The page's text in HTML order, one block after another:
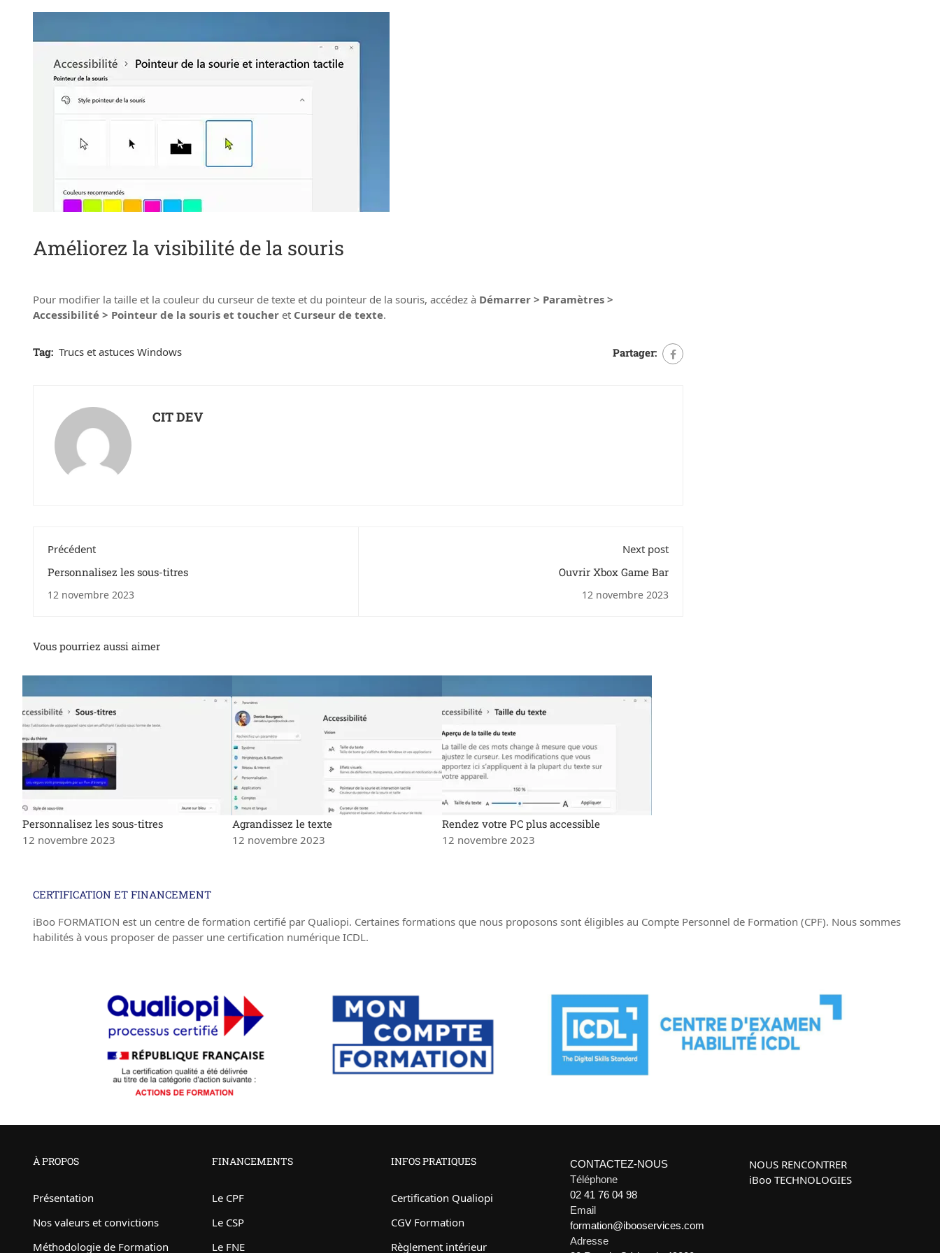
Améliorez la visibilité de la souris
Pour modifier la taille et la couleur du curseur de texte et du pointeur de la souris, accédez à Démarrer > Paramètres >
Accessibilité > Pointeur de la souris et toucher et Curseur de texte.
Tag: Trucs et astuces Windows Partager:
CIT DEV
Précédent
Personnalisez les sous-titres
12 novembre 2023
Next post
Ouvrir Xbox Game Bar
12 novembre 2023
Vous pourriez aussi aimer
Personnalisez les sous-titres
12 novembre 2023
Agrandissez le texte
12 novembre 2023
Rendez votre PC plus accessible
12 novembre 2023
CERTIFICATION ET FINANCEMENT
iBoo FORMATION est un centre de formation certifié par Qualiopi. Certaines formations que nous proposons sont éligibles au Compte Personnel de Formation (CPF). Nous sommes
habilités à vous proposer de passer une certification numérique ICDL.
À PROPOS
Présentation
Nos valeurs et convictions
Méthodologie de Formation
FINANCEMENTS
Le CPF
Le CSP
Le FNE
INFOS PRATIQUES
Certification Qualiopi
CGV Formation
Règlement intérieur
CONTACTEZ-NOUS
Téléphone
02 41 76 04 98
Email
formation@ibooservices.com
Adresse
NOUS RENCONTRER
iBoo TECHNOLOGIES